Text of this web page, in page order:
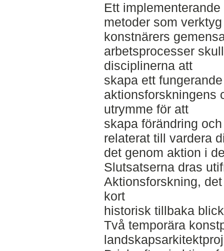
Ett
metoder som
konstnärers
arbetsprocesser
disciplinerna att
skapa ett
aktionsforskningens
utrymme för att
skapa förändring
relaterat till vardera
det genom aktion i
Slutsatserna dras
Aktionsforskning,
kort
historisk tillbaka
Två temporära